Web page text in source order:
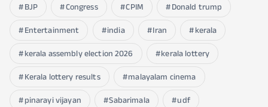
BJP Congress CPIM
Donald trump
Entertainment
india Iran
kerala
kerala assembly election 2026
kerala lottery
Kerala lottery results
malayalam cinema
pinarayi vijayan
Sabarimala udf